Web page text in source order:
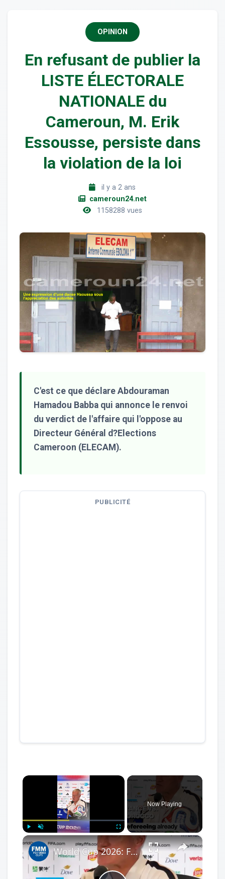
OPINION
En refusant de publier la
LISTE ÉLECTORALE
NATIONALE du
Cameroun, M. Erik
Essousse, persiste dans
la violation de la loi
il y a 2 ans
cameroun24.net
1158288 vues
C'est ce que déclare Abdouraman
Hamadou Babba qui annonce le renvoi
du verdict de l'affaire qui l'oppose au
Directeur Général d?Elections
Cameroon (ELECAM).
PUBLICITÉ
×
Fullscreen
Now Playing
×
World Cup 2026: France-Morocco refereeing already sparks debate as Deschamps responds